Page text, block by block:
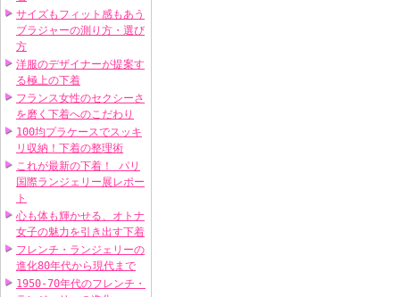
サイズもフィット感もあう
ブラジャーの測り方・選び
方
洋服のデザイナーが提案す
る極上の下着
フランス女性のセクシーさ
を磨く下着へのこだわり
100均プラケースでスッキ
リ収納！下着の整理術
これが最新の下着！ パリ
国際ランジェリー展レポー
ト
心も体も輝かせる、オトナ
女子の魅力を引き出す下着
フレンチ・ランジェリーの
進化80年代から現代まで
1950-70年代のフレンチ・